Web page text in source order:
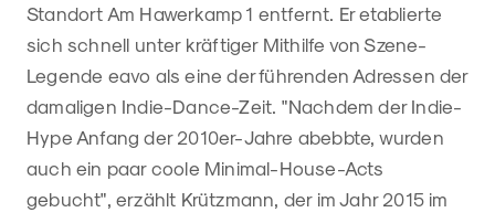
Standort Am Hawerkamp 1 entfernt. Er etablierte
sich schnell unter kräftiger Mithilfe von Szene-
Legende eavo als eine der führenden Adressen der
damaligen Indie-Dance-Zeit. "Nachdem der Indie-
Hype Anfang der 2010er-Jahre abebbte, wurden
auch ein paar coole Minimal-House-Acts
gebucht", erzählt Krützmann, der im Jahr 2015 im